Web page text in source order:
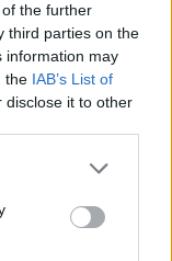
the further
third parties on the
information may
the IAB’s List of
disclose it to other